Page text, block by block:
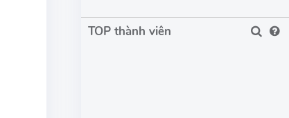
TOP thành viên